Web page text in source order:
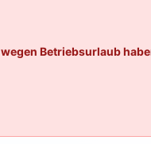
wegen Betriebsurlaub